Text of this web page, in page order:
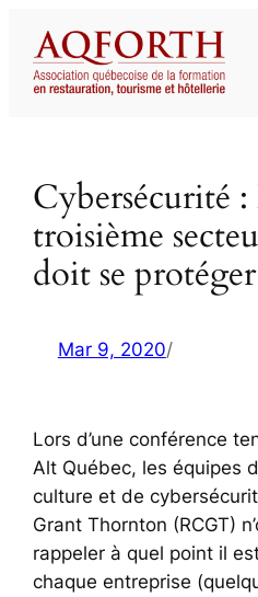
contenu
Cybersécurité :
troisième
doit se protéger
Mar 9, 2020/
Lors d’une conférence
Alt Québec, les équipes
culture et de
Grant Thornton (RCGT)
rappeler à quel point il
chaque entreprise